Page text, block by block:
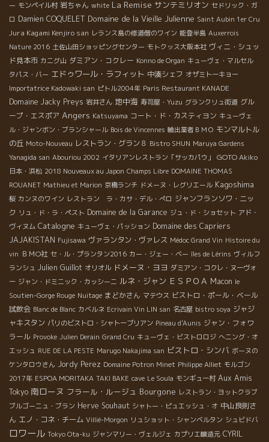
ー モンペイル村 岩ちゃん white La Remise サンテミリオン セドリック・ガ
ロ Damien COQUELET Domaine de la Vieille Julienne Saint Aubin 1er Cru
Jura Kagami Kenjiro san レランス島の修道僧のワイン 能登半島 Auxerrois
Nature 2016 土佐山田ショッピングセンター モトクッス大阪本社 ヴィニ・シュッ
ド見本市 カニグ山 ダミアン・コクレー Konno de Organ キューヴェ・マルセル
タパス・バー エドゥワール・ラフィット 中湊シェフ オザミトーキョー
Importatrice Kadowaki san ピトル2004年 Paris Restaurant KANADE
Domaine Jacky Preys 岩井さん 地中海 寿司屋・Yuzu グランクリュ街道 グル
ープ・エスポア Angers Katsuyama コート・ド・カスティヨン キューヴェ
ル・ジャンボン・ブランシャール Bois de Vincennes 輸出業者ＢＭＯ モンマルトル
の丘 Moto-Nouveau レストラン・グラン８ Bistro SHUN Maruya Gardens
Yanagida san Abouriou 2002 イタリアンレストラン「サッカパウ」 GOTO Akiko
日本・浜松 2018 Nouveaux au Japon Champs Libre DOMAINE THOMAS
ROUANET Mathieu et Marion 京橋ランチ ドメーヌ・レグリエール Kagoshima
桜 カンヌのワイン レストラン ラ・カサ・デル・ぺロ ジャンフランソワ・ニッ
ク リュ・ド・ラ・ペスト Domaine de la Garance ジュ・ド・ショセット アド・
ヴィヌム Catalogne キューヴェ・パッション Domaine des Capriers
JAJAKISTAN Fujisawa ヴァランタン・ヴァレス Médoc Grand Vin Histoire du
vin ＢＭО社 セ・ル・プランタン2016 カー・ジェー・ベー îles de Lérins ヴィルフ
ランシュ Julien Guillot オリオル ドメーヌ・ヨヨ ダミアン・コクレ・ヌーヴォ
ー ジャン・ドミニック・カッシーニ ルネ・ジャン ＥＳＰＯＡ Macon le
Soutien-Gorge Rouge Nuitage まどかさん マテウス ビストロ・ポール・ベール
試飲会 Blanc de Blanc カベルネ Ecrivain Vin LIN san 名古屋 bistro soya ジャジ
ャキスタン パリのビストロ・シャトーブリアン Pineau d'Aunis ジャン・フォワ
ラール Provoke Julien Derain Grand Cru キューヴェ・ビストロロジ へニング・オ
エッシュ RUE DE LA PESTE Marugo Nakajima san ビストロ・シンバ ボーヌの
ケンタロウさん Jordy Perez Domaine Potron Minet Philippe Alliet モルゴン
2017年 ESPOA MORITAKA TAKI BAKE cave Le Soula モンギュー村 Aux Amis
Tokyo 南ローヌ フラール・ルージュ Bourgone レストラン・ヨットクラブ
ブルゴーニュ・ブラン Herve Souhaut シャトー・ピュエッシュ・オ 中山良則さ
ん エノ・コネ・チーム Villié-Morgon リュショット・シャンベルタン シュビドバ
ロワール Tokyo Ota-ku ジャンマリー・ヴェルジェ カプリエ醸造元 CYRIL